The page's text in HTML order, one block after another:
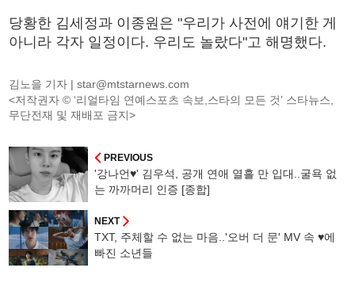
당황한 김세정과 이종원은 "우리가 사전에 얘기한 게
아니라 각자 일정이다. 우리도 놀랐다"고 해명했다.
김노을 기자 |star@mtstarnews.com
<저작권자 © ‘리얼타임 연예스포츠 속보,스타의 모든 것’ 스타뉴스,
무단전재 및 재배포 금지>
PREVIOUS
'강나언♥' 김우석, 공개 연애 열흘 만 입대..굴욕 없
는 까까머리 인증 [종합]
NEXT
TXT, 주체할 수 없는 마음..'오버 더 문' MV 속 ♥에
빠진 소년들